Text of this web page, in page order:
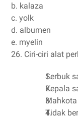
b. kalaza
c. yolk
d. albumen
e. myelin
26. Ciri-ciri alat
Serbuk
Kepala
Tidak